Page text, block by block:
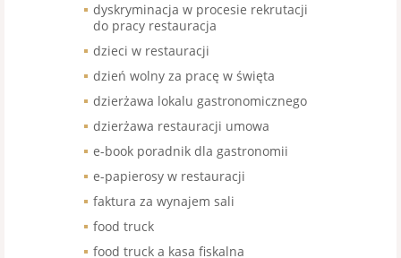
dyskryminacja w procesie rekrutacji
do pracy restauracja
dzieci w restauracji
dzień wolny za pracę w święta
dzierżawa lokalu gastronomicznego
dzierżawa restauracji umowa
e-book poradnik dla gastronomii
e-papierosy w restauracji
faktura za wynajem sali
food truck
food truck a kasa fiskalna